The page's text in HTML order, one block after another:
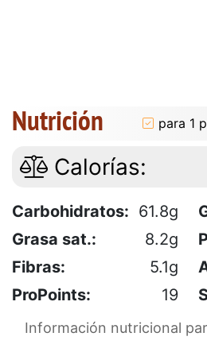
Nutrición para 1
Calorías:
Carbohidratos: 61.8g
Grasa sat.:
8.2g
Fibras:
5.1g
ProPoints:
19
Información nutricional